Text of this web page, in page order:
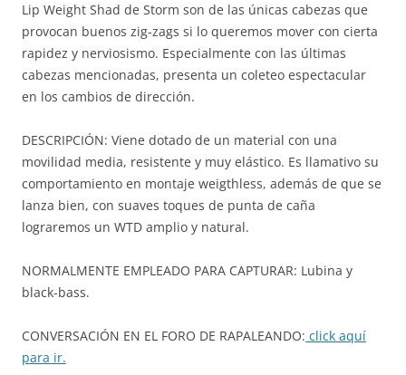
Lip Weight Shad de Storm son de las únicas cabezas que
provocan buenos zig-zags si lo queremos mover con cierta
rapidez y nerviosismo. Especialmente con las últimas
cabezas mencionadas, presenta un coleteo espectacular
en los cambios de dirección.
DESCRIPCIÓN: Viene dotado de un material con una
movilidad media, resistente y muy elástico. Es llamativo su
comportamiento en montaje weigthless, además de que se
lanza bien, con suaves toques de punta de caña
lograremos un WTD amplio y natural.
NORMALMENTE EMPLEADO PARA CAPTURAR: Lubina y
black-bass.
CONVERSACIÓN EN EL FORO DE RAPALEANDO: click aquí
para ir.